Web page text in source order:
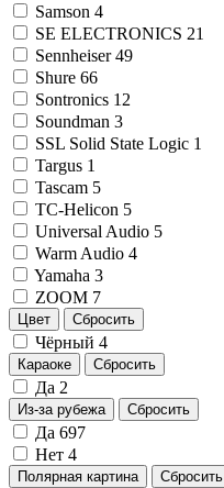
Samson 4
SE ELECTRONICS 21
Sennheiser 49
Shure 66
Sontronics 12
Soundman 3
SSL Solid State Logic 1
Targus 1
Tascam 5
TC-Helicon 5
Universal Audio 5
Warm Audio 4
Yamaha 3
ZOOM 7
Цвет Сбросить
Чёрный 4
Караоке Сбросить
Да 2
Из-за рубежа Сбросить
Да 697
Нет 4
Полярная картина Сбросить